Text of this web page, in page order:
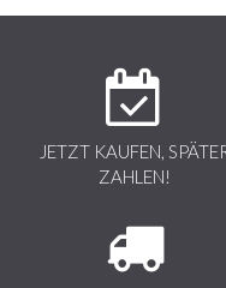
JETZT KAUFEN,
ZAHLEN!